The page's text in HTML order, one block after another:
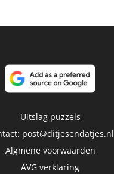
Uitslag puzzels
post@ditjesendatjes.nl
Algmene voorwaarden
AVG verklaring